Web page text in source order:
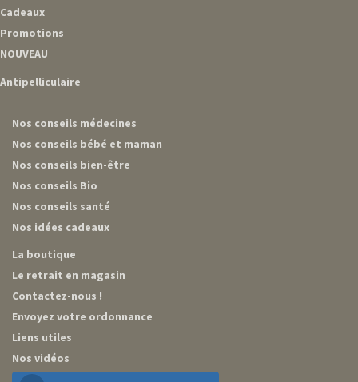
Cadeaux
Promotions
NOUVEAU
Antipelliculaire
Nos conseils médecines
Nos conseils bébé et maman
Nos conseils bien-être
Nos conseils Bio
Nos conseils santé
Nos idées cadeaux
La boutique
Le retrait en magasin
Contactez-nous !
Envoyez votre ordonnance
Liens utiles
Nos vidéos